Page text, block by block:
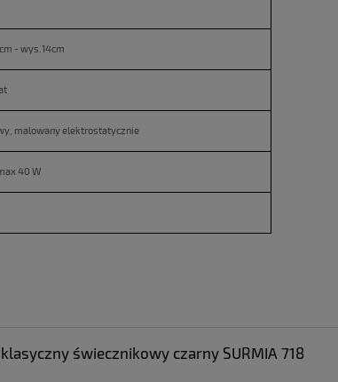
- wys.14cm
malowany elektrostatycznie
40 W
świecznikowy czarny SURMIA 718